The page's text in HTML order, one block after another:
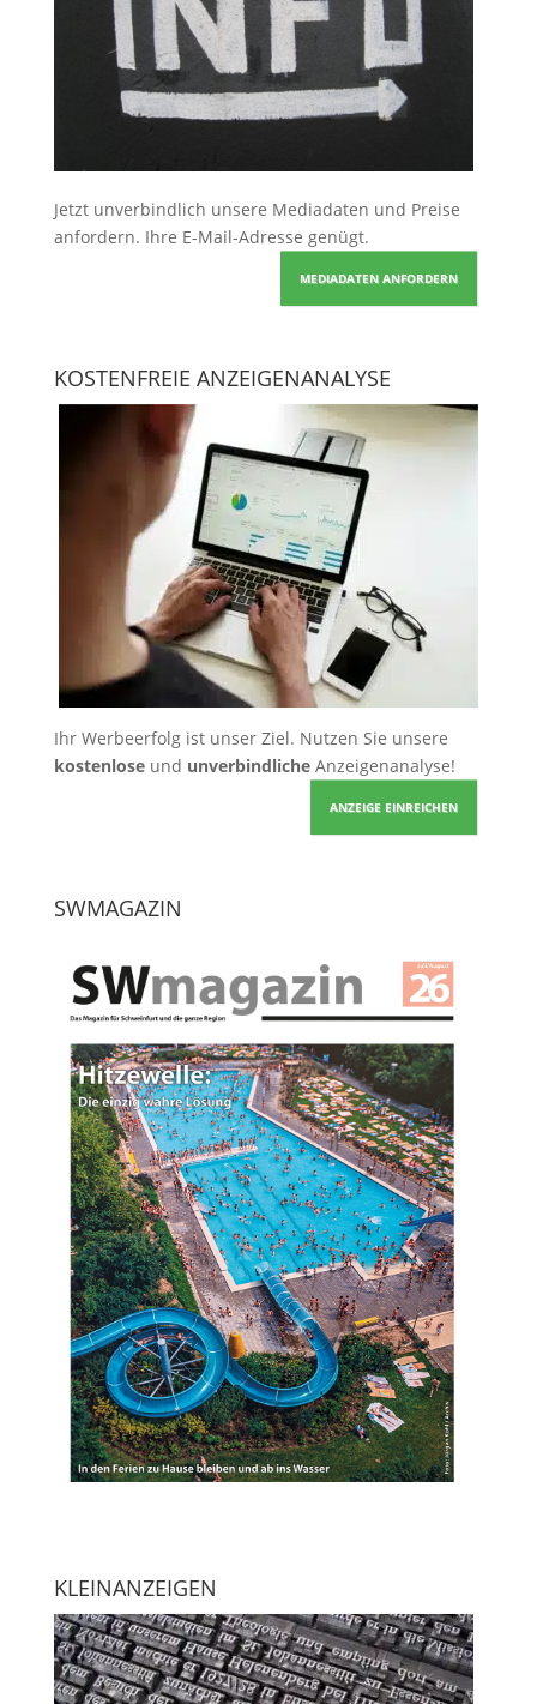
Jetzt unverbindlich unsere Mediadaten und Preise
anfordern. Ihre E-Mail-Adresse genügt.
MEDIADATEN ANFORDERN
KOSTENFREIE ANZEIGENANALYSE
Ihr Werbeerfolg ist unser Ziel. Nutzen Sie unsere
kostenloseund unverbindlicheAnzeigenanalyse!
ANZEIGE EINREICHEN
SWMAGAZIN
KLEINANZEIGEN